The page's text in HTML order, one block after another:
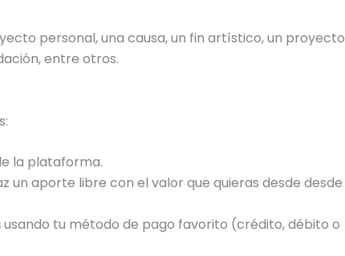
personal, una causa, un fin artístico, un proyecto
entre otros.
la plataforma.
un aporte libre con el valor que quieras desde desde
usando tu método de pago favorito (crédito, débito o